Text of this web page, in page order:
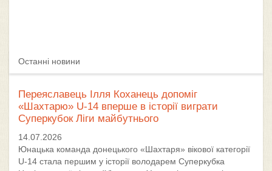
Останні новини
Переяславець Ілля Коханець допоміг
«Шахтарю» U-14 вперше в історії виграти
Суперкубок Ліги майбутнього
14.07.2026
Юнацька команда донецького «Шахтаря» вікової категорії
U-14 стала першим у історії володарем Суперкубка